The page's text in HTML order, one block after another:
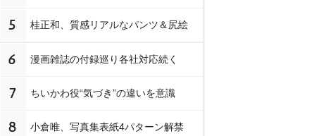
5 桂正和、質感リアルなパンツ＆尻絵
6 漫画雑誌の付録巡り各社対応続く
7 ちいかわ役“気づき”の違いを意識
8 小倉唯、写真集表紙4パターン解禁